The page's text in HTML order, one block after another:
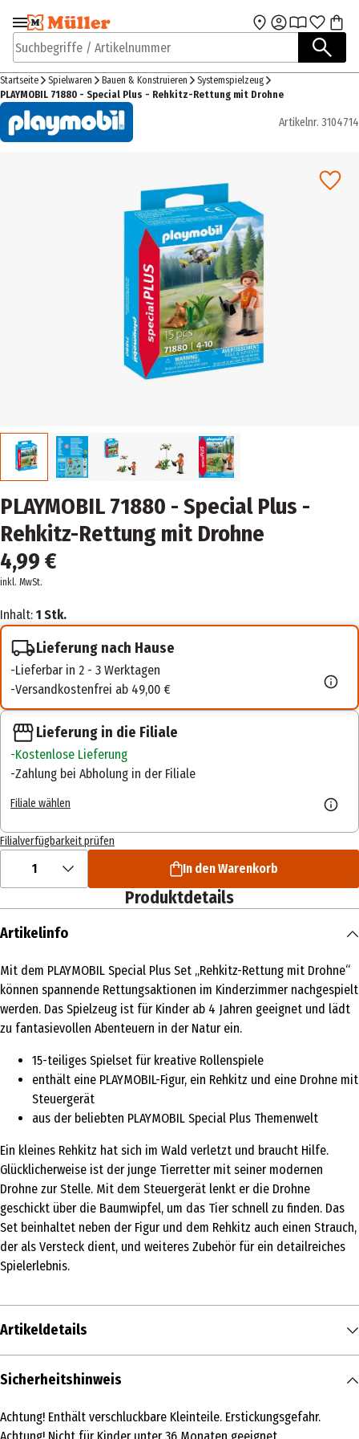
Zur Navigation
springen
Zum Hauptinhalt
Suchbegriffe / Artikelnummer
Startseite Spielwaren Bauen & Konstruieren
Systemspielzeug
PLAYMOBIL 71880 - Special Plus - Rehkitz-Rettung mit Drohne
Artikelnr. 3104714
PLAYMOBIL 71880 - Special Plus -
Rehkitz-Rettung mit Drohne
4,99 €
inkl. MwSt.
Inhalt: 1 Stk.
Lieferung nach Hause
Lieferbar in 2 - 3 Werktagen
Versandkostenfrei ab 49,00 €
Lieferung in die Filiale
Kostenlose Lieferung
Zahlung bei Abholung in der Filiale
Filiale wählen
Filialverfügbarkeit prüfen
1 In den Warenkorb
Produktdetails
Artikelinfo
Mit dem PLAYMOBIL Special Plus Set „Rehkitz-Rettung mit Drohne“
können spannende Rettungsaktionen im Kinderzimmer nachgespielt
werden. Das Spielzeug ist für Kinder ab 4 Jahren geeignet und lädt
zu fantasievollen Abenteuern in der Natur ein.
15-teiliges Spielset für kreative Rollenspiele
enthält eine PLAYMOBIL-Figur, ein Rehkitz und eine Drohne mit
Steuergerät
aus der beliebten PLAYMOBIL Special Plus Themenwelt
Ein kleines Rehkitz hat sich im Wald verletzt und braucht Hilfe.
Glücklicherweise ist der junge Tierretter mit seiner modernen
Drohne zur Stelle. Mit dem Steuergerät lenkt er die Drohne
geschickt über die Baumwipfel, um das Tier schnell zu finden. Das
Set beinhaltet neben der Figur und dem Rehkitz auch einen Strauch,
der als Versteck dient, und weiteres Zubehör für ein detailreiches
Spielerlebnis.
Artikeldetails
Inhalt
Produkttyp
Sicherheitshinweis
Achtung! Enthält verschluckbare Kleinteile. Erstickungsgefahr.